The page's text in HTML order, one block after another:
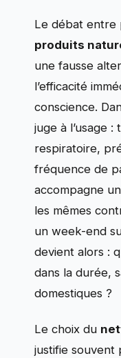
Le débat entre
produits
une fausse
l’efficacité
conscience.
juge à l’usage
respiratoire,
fréquence de
accompagne
les mêmes
un week-end
devient alors :
dans la durée,
domestiques ?
Le choix du
justifie souvent